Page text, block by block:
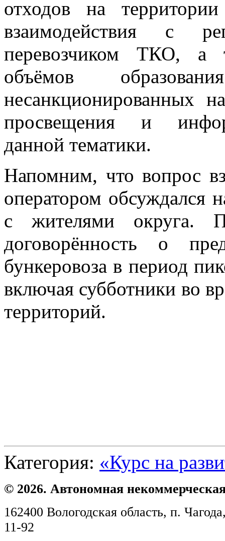
отходов на
взаимодействия с
перевозчиком ТКО, а
объёмов
несанкционированных
просвещения и
данной тематики.
Напомним, что вопрос
оператором обсуждался
с жителями округа.
договорённость о
бункеровоза в период
включая субботники во
территорий.
Категория: «Курс на
© 2026. Автономная
162400 Вологодская область, п.
11-92